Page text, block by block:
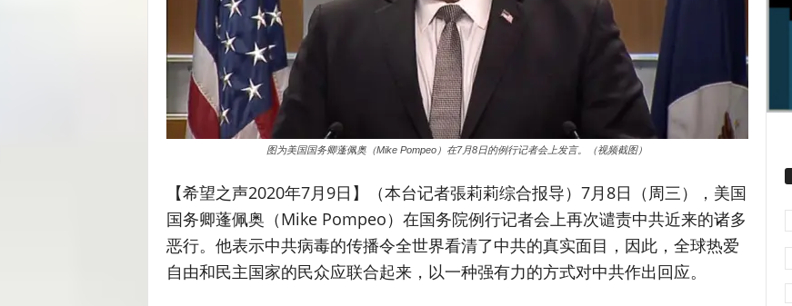
图为美国国务卿蓬佩奥（Mike Pompeo）在7月8日的例行记者会上发言。（视频截图）
【希望之声2020年7月9日】（本台记者張莉莉综合报导） 7月8日（周三），美国
国务卿蓬佩奥（Mike Pompeo）在国务院例行记者会上再次谴责中共近来的诸多
恶行。他表示中共病毒的传播令全世界看清了中共的真实面目，因此，全球热爱
自由和民主国家的民众应联合起来，以一种强有力的方式对中共作出回应。